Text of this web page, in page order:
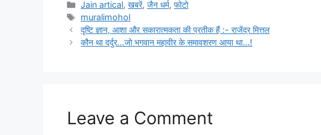
Categories
Jain artical,खबरें,जैन धर्म,फोटो
Tags
muralimohol
दृष्टि ज्ञान, आशा और सकारात्मकता की प्रतीक हैं :- राजेंद्र मित्तल
कौन था दर्दुर…जो भगवान महावीर के समावशरण आया था…!
Leave a Comment